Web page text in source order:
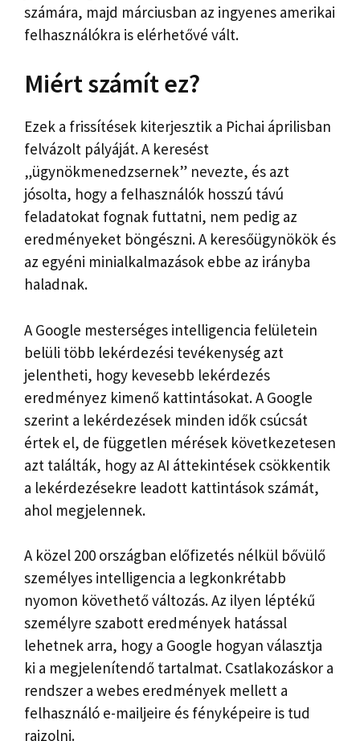
számára, majd márciusban az ingyenes amerikai
felhasználókra is elérhetővé vált.
Miért számít ez?
Ezek a frissítések kiterjesztik a Pichai áprilisban
felvázolt pályáját. A keresést
„ügynökmenedzsernek” nevezte, és azt
jósolta, hogy a felhasználók hosszú távú
feladatokat fognak futtatni, nem pedig az
eredményeket böngészni. A keresőügynökök és
az egyéni minialkalmazások ebbe az irányba
haladnak.
A Google mesterséges intelligencia felületein
belüli több lekérdezési tevékenység azt
jelentheti, hogy kevesebb lekérdezés
eredményez kimenő kattintásokat. A Google
szerint a lekérdezések minden idők csúcsát
értek el, de független mérések következetesen
azt találták, hogy az AI áttekintések csökkentik
a lekérdezésekre leadott kattintások számát,
ahol megjelennek.
A közel 200 országban előfizetés nélkül bővülő
személyes intelligencia a legkonkrétabb
nyomon követhető változás. Az ilyen léptékű
személyre szabott eredmények hatással
lehetnek arra, hogy a Google hogyan választja
ki a megjelenítendő tartalmat. Csatlakozáskor a
rendszer a webes eredmények mellett a
felhasználó e-mailjeire és fényképeire is tud
rajzolni.